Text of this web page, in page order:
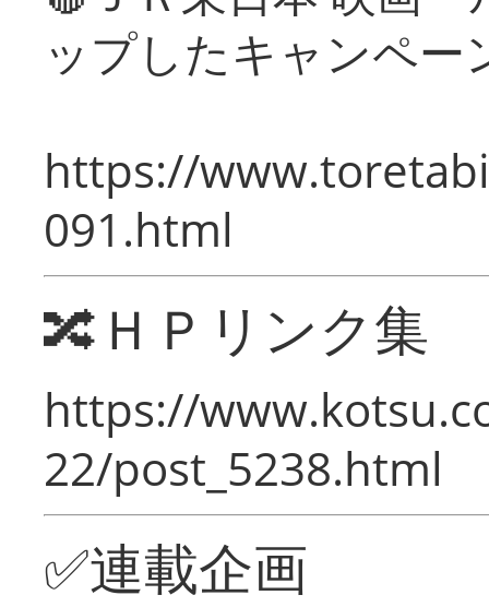
ップしたキャンペー
https://
091.html
🔀ＨＰリンク集
https://
22/post_5238.html
✅連載企画